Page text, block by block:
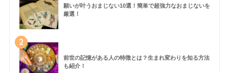
願いが叶うおまじない10選！簡単で超強力なおまじないを
厳選！
2
前世の記憶がある人の特徴とは？生まれ変わりを知る方法
も紹介！